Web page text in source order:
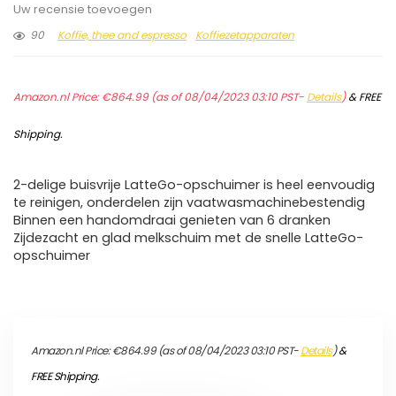
Uw recensie toevoegen
90
Koffie, thee and espresso Koffiezetapparaten
Amazon.nl Price:€864.99(as of 08/04/2023 03:10 PST- Details)&FREE
Shipping.
2-delige buisvrije LatteGo-opschuimer is heel eenvoudig
te reinigen, onderdelen zijn vaatwasmachinebestendig
Binnen een handomdraai genieten van 6 dranken
Zijdezacht en glad melkschuim met de snelle LatteGo-
opschuimer
Amazon.nl Price:€864.99(as of 08/04/2023 03:10 PST-Details)&
FREE Shipping.